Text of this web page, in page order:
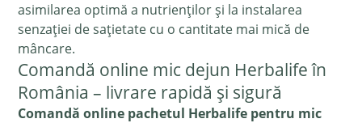
asimilarea optimă a nutrienților și la instalarea
senzației de sațietate cu o cantitate mai mică de
mâncare.
Comandă online mic dejun Herbalife în
România – livrare rapidă și sigură
Comandă online pachetul Herbalife pentru mic